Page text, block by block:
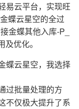
易云平台，实现旺
蝶云星空的全过
金蝶其他入库-P_
优化。
蝶云星空，我选择
过批量处理的方
不仅极大提升了系